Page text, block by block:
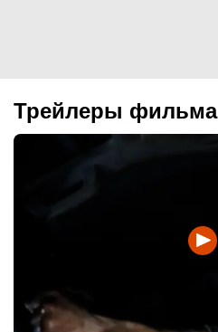
Трейлеры фильма